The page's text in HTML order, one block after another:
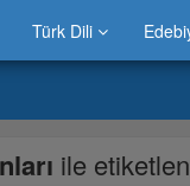
Türk Dili
ile